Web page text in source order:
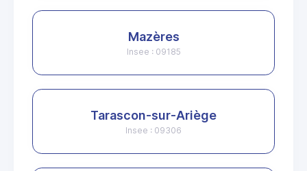
Mazères
Insee : 09185
Tarascon-sur-Ariège
Insee : 09306